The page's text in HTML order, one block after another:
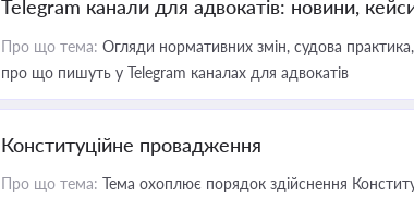
Telegram канали для адвокатів: новини,
Про що тема: Огляди нормативних змін, судова
про що пишуть у Telegram каналах для адвокатів
Конституційне провадження
Про що тема: Тема охоплює порядок здійснення